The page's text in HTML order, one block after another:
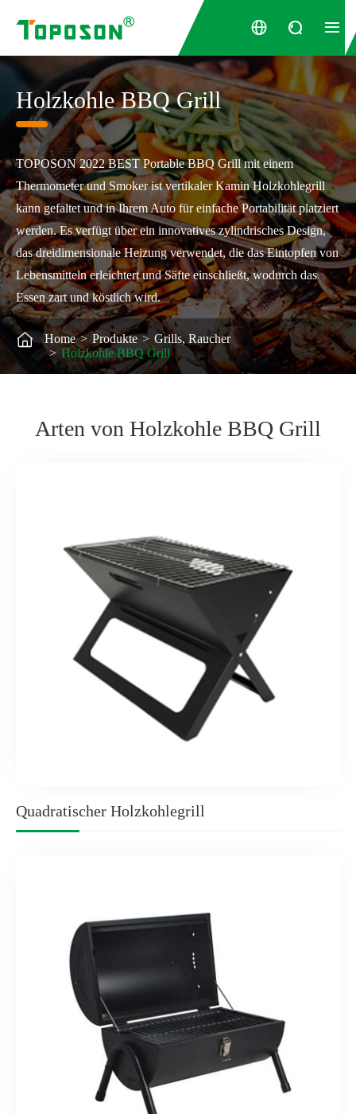
  
Holzkohle BBQ Grill
TOPOSON 2022 BEST Portable BBQ Grill mit einem
Thermometer und Smoker ist vertikaler Kamin Holzkohlegrill
kann gefaltet und in Ihrem Auto für einfache Portabilität platziert
werden. Es verfügt über ein innovatives zylindrisches Design,
das dreidimensionale Heizung verwendet, die das Eintopfen von
Lebensmitteln erleichtert und Säfte einschließt, wodurch das
Essen zart und köstlich wird.
 Home Produkte
Grills, Raucher
Holzkohle BBQ Grill
Arten von Holzkohle BBQ Grill
Quadratischer Holzkohlegrill